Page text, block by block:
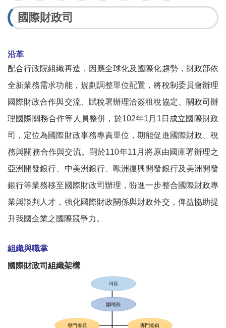
國際財政司
沿革
配合行政院組織再造，因應全球化及國際化趨勢，財政部依
全新業務需求功能，規劃調整單位配置，將稅制委員會辦理
國際財政合作與交流、賦稅署辦理洽簽租稅協定、關政司辦
理國際關務合作等人員整併，於102年1月1日成立國際財政
司，定位為國際財政事務專責單位，期能促進國際財政、稅
務與關務合作與交流。嗣於110年11月將原由國庫署辦理之
亞洲開發銀行、中美洲銀行、歐洲復興開發銀行及美洲開發
銀行等業務移至國際財政司辦理，盼進一步整合國際財政專
業與談判人才，強化國際財政關係與財政外交，俾益協助提
升我國企業之國際競爭力 。
組織與職掌
國際財政司組織架構